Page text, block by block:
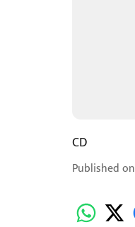
CD
Published on